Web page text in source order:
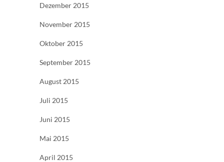
Dezember 2015
November 2015
Oktober 2015
September 2015
August 2015
Juli 2015
Juni 2015
Mai 2015
April 2015